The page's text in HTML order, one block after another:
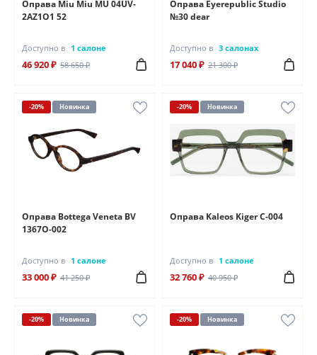
Оправа Miu Miu MU 04UV-
2AZ1O1 52
Доступно в 1 салоне
46 920 ₽ 58 650 ₽
Оправа Eyerepublic Studio
№30 dear
Доступно в 3 салонах
17 040 ₽ 21 300 ₽
-20% Новинка
Оправа Bottega Veneta BV
1367O-002
Доступно в 1 салоне
33 000 ₽ 41 250 ₽
-20% Новинка
Оправа Kaleos Kiger C-004
Доступно в 1 салоне
32 760 ₽ 40 950 ₽
-20% Новинка -20% Новинка